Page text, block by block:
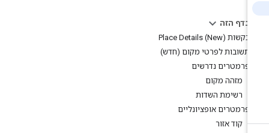
בדף הזה
בקשות Place Details (New)
תשובות לפרטי מקום (חדש)
פרמטרים נדרשים
מזהה מקום
רשימת השדות
פרמטרים אופציונליים
קוד אזור